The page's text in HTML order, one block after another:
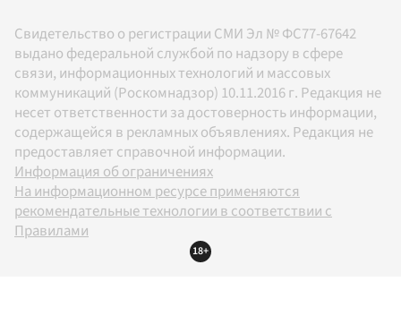
Свидетельство о регистрации СМИ Эл № ФС77-67642
выдано федеральной службой по надзору в сфере
связи, информационных технологий и массовых
коммуникаций (Роскомнадзор) 10.11.2016 г. Редакция не
несет ответственности за достоверность информации,
содержащейся в рекламных объявлениях. Редакция не
предоставляет справочной информации.
Информация об ограничениях
На информационном ресурсе применяются
рекомендательные технологии в соответствии с
Правилами
18+